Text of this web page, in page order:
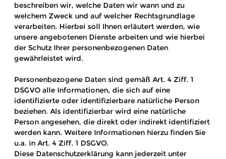
beschreiben wir, welche Daten wir wann und zu
welchem Zweck und auf welcher Rechtsgrundlage
verarbeiten. Hierbei soll Ihnen erläutert werden, wie
unsere angebotenen Dienste arbeiten und wie hierbei
der Schutz Ihrer personenbezogenen Daten
gewährleistet wird.
Personenbezogene Daten sind gemäß Art. 4 Ziff. 1
DSGVO alle Informationen, die sich auf eine
identifizierte oder identifizierbare natürliche Person
beziehen. Als identifizierbar wird eine natürliche
Person angesehen, die direkt oder indirekt identifiziert
werden kann. Weitere Informationen hierzu finden Sie
u.a. in Art. 4 Ziff. 1 DSGVO.
Diese Datenschutzerklärung kann jederzeit unter